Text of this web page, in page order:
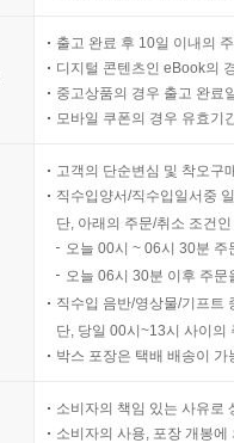
출고 완료 후 10일 이내의
디지털 콘텐츠인 eBook의
중고상품의 경우 출고 완료
모바일 쿠폰의 경우 유효기
고객의 단순변심 및 착오구
직수입양서/직수입일서중
단, 아래의 주문/취소 조건
오늘 00시 ~ 06시 30분
오늘 06시 30분 이후 주
직수입 음반/영상물/기프트
단, 당일 00시~13시 사이의
박스 포장은 택배 배송이
소비자의 책임 있는 사유로
소비자의 사용, 포장 개봉